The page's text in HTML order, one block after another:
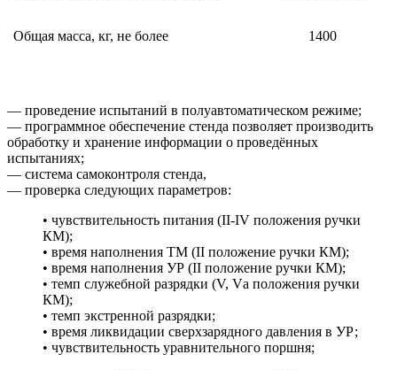
Общая масса, кг, не более 1400
— проведение испытаний в полуавтоматическом режиме;
— программное обеспечение стенда позволяет производить
обработку и хранение информации о проведённых
испытаниях;
— система самоконтроля стенда,
— проверка следующих параметров:
• чувствительность питания (II-IV положения ручки
КМ);
• время наполнения ТМ (II положение ручки КМ);
• время наполнения УР (II положение ручки КМ);
• темп служебной разрядки (V, Vа положения ручки
КМ);
• темп экстренной разрядки;
• время ликвидации сверхзарядного давления в УР;
• чувствительность уравнительного поршня;